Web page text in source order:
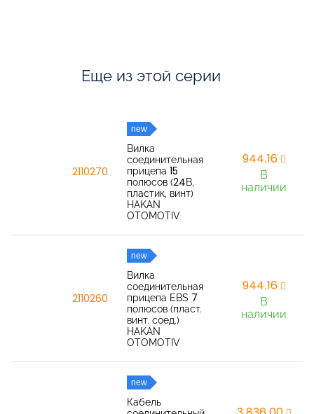
Еще из этой серии
2110270
new
Вилка
соединительная
прицепа 15
полюсов (24В,
пластик, винт)
HAKAN
OTOMOTIV
944,16
В
наличии
2110260
new
Вилка
соединительная
прицепа EBS 7
полюсов (пласт.
винт. соед.)
HAKAN
OTOMOTIV
944,16
В
наличии
new
Кабель